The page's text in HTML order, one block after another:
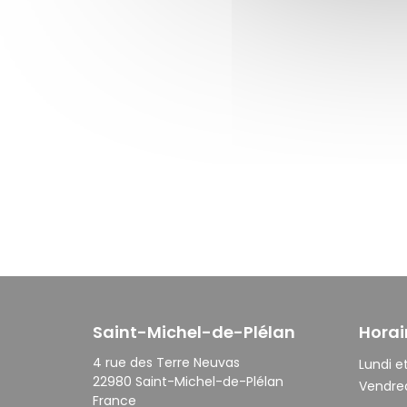
Saint-Michel-de-Plélan
4 rue des Terre Neuvas
22980 Saint-Michel-de-Plélan
France
Lundi